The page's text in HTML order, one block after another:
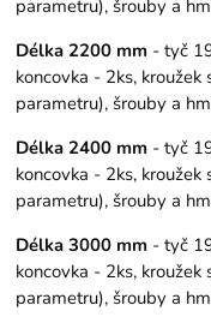
parametru), šrouby a
Délka 2200 mm - tyč
koncovka - 2ks,
parametru), šrouby a
Délka 2400 mm - tyč
koncovka - 2ks,
parametru), šrouby a
Délka 3000 mm - tyč
koncovka - 2ks,
parametru), šrouby a